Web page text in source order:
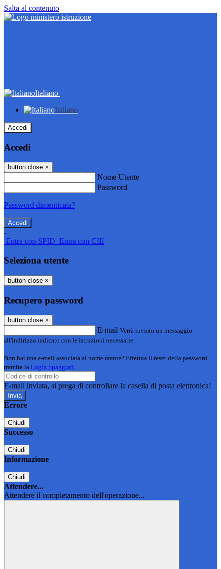
Salta al contenuto
Italiano
Italiano
Accedi
Accedi
button close ×
Nome Utente
Password
Password dimenticata?
-
Entra con SPID Entra con CIE
Seleziona utente
button close ×
Recupero password
button close ×
E-mail Verrà inviato un messaggio
all'indirizzo indicato con le istruzioni necessarie.
Non hai una e-mail associata al nome utente? Effettua il reset della password
tramite la Login Spaggiari
E-mail inviata, si prega di controllare la casella di posta elettronica!
Errore
Chiudi
Successo
Chiudi
Informazione
Chiudi
Attendere...
Attendere il completamento dell'operazione...